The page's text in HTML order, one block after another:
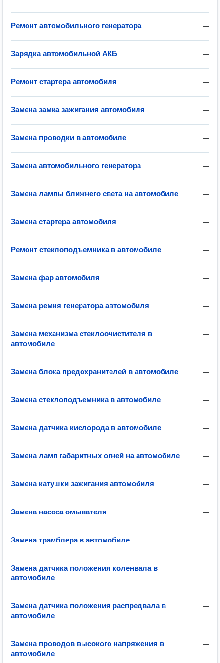
—
Ремонт автомобильного генератора
—
Зарядка автомобильной АКБ
—
Ремонт стартера автомобиля
—
Замена замка зажигания автомобиля
—
Замена проводки в автомобиле
—
Замена автомобильного генератора
—
Замена лампы ближнего света на автомобиле
—
Замена стартера автомобиля
—
Ремонт стеклоподъемника в автомобиле
—
Замена фар автомобиля
—
Замена ремня генератора автомобиля
—
Замена механизма стеклоочистителя в
автомобиле
—
Замена блока предохранителей в автомобиле
—
Замена стеклоподъемника в автомобиле
—
Замена датчика кислорода в автомобиле
—
Замена ламп габаритных огней на автомобиле
—
Замена катушки зажигания автомобиля
—
Замена насоса омывателя
—
Замена трамблера в автомобиле
—
Замена датчика положения коленвала в
автомобиле
—
Замена датчика положения распредвала в
автомобиле
—
Замена проводов высокого напряжения в
автомобиле